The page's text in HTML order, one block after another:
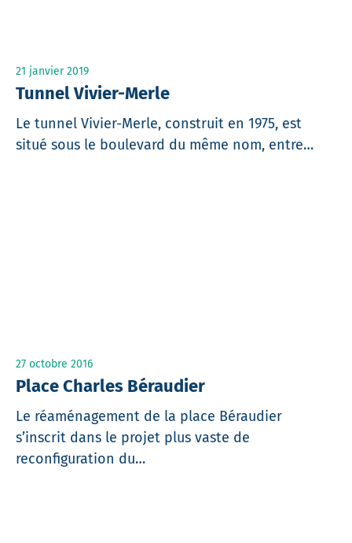
21 janvier 2019
Tunnel Vivier-Merle
Le tunnel Vivier-Merle, construit en 1975, est
situé sous le boulevard du même nom, entre…
27 octobre 2016
Place Charles Béraudier
Le réaménagement de la place Béraudier
s’inscrit dans le projet plus vaste de
reconfiguration du…